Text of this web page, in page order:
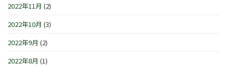
2022年11月 (2)
2022年10月 (3)
2022年9月 (2)
2022年8月 (1)